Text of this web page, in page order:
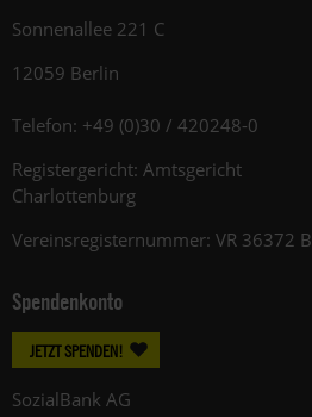
Sonnenallee 221 C
12059 Berlin
Telefon: +49 (0)30 / 420248-0
Registergericht: Amtsgericht
Charlottenburg
Vereinsregisternummer: VR 36372 B
Spendenkonto
JETZT SPENDEN!
SozialBank AG